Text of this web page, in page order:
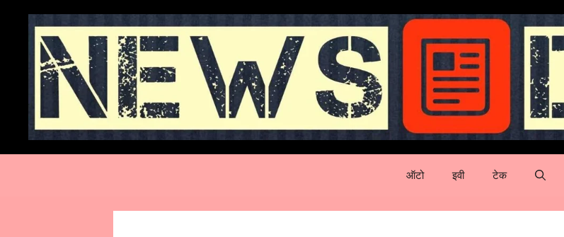
content
ऑटो इवी टेक